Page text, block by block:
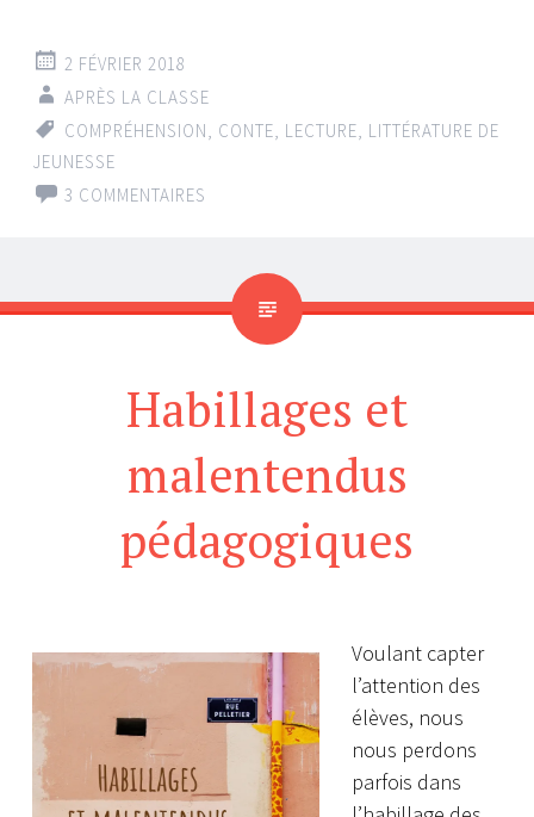
2 FÉVRIER 2018
APRÈS LA CLASSE
COMPRÉHENSION, CONTE, LECTURE, LITTÉRATURE DE
JEUNESSE
3 COMMENTAIRES
Habillages et
malentendus
pédagogiques
Voulant capter
l’attention des
élèves, nous
nous perdons
parfois dans